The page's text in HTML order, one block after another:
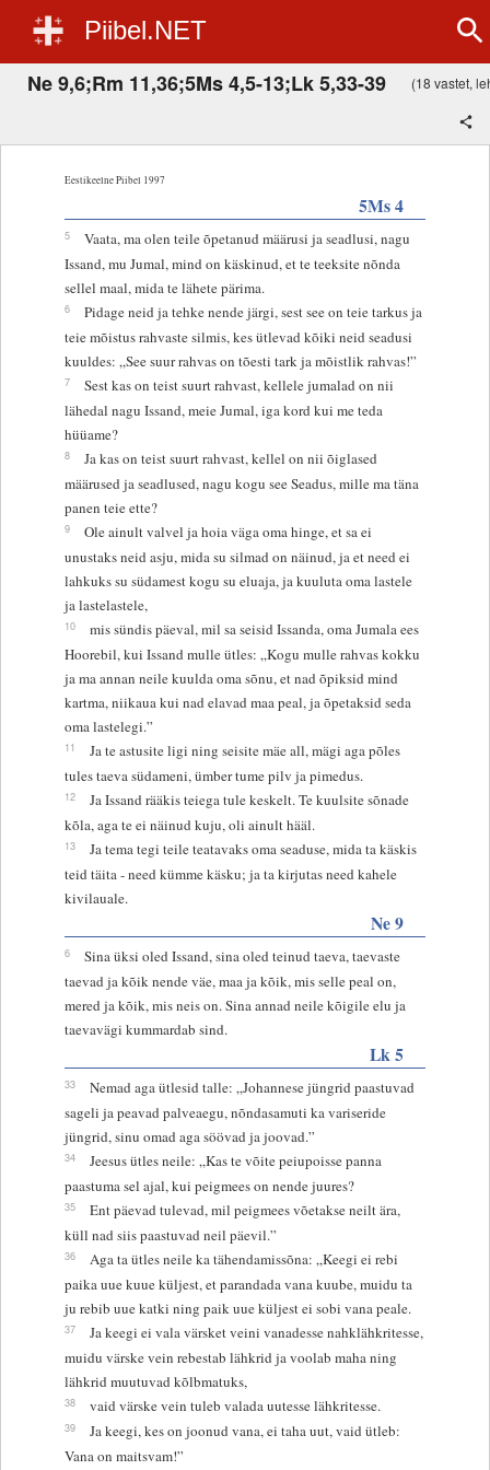
Piibel.NET
Ne 9,6;Rm 11,36;5Ms 4,5-13;Lk 5,33-39 (18 vastet,
Eestikeelne Piibel 1997
5Ms 4
5
Vaata, ma olen teile õpetanud määrusi ja seadlusi, nagu
Issand, mu Jumal, mind on käskinud, et te teeksite nõnda
sellel maal, mida te lähete pärima.
6
Pidage neid ja tehke nende järgi, sest see on teie tarkus ja
teie mõistus rahvaste silmis, kes ütlevad kõiki neid seadusi
kuuldes: „See suur rahvas on tõesti tark ja mõistlik rahvas!”
7
Sest kas on teist suurt rahvast, kellele jumalad on nii
lähedal nagu Issand, meie Jumal, iga kord kui me teda
hüüame?
8
Ja kas on teist suurt rahvast, kellel on nii õiglased
määrused ja seadlused, nagu kogu see Seadus, mille ma täna
panen teie ette?
9
Ole ainult valvel ja hoia väga oma hinge, et sa ei
unustaks neid asju, mida su silmad on näinud, ja et need ei
lahkuks su südamest kogu su eluaja, ja kuuluta oma lastele
ja lastelastele,
10
mis sündis päeval, mil sa seisid Issanda, oma Jumala ees
Hoorebil, kui Issand mulle ütles: „Kogu mulle rahvas kokku
ja ma annan neile kuulda oma sõnu, et nad õpiksid mind
kartma, niikaua kui nad elavad maa peal, ja õpetaksid seda
oma lastelegi.”
11
Ja te astusite ligi ning seisite mäe all, mägi aga põles
tules taeva südameni, ümber tume pilv ja pimedus.
12
Ja Issand rääkis teiega tule keskelt. Te kuulsite sõnade
kõla, aga te ei näinud kuju, oli ainult hääl.
13
Ja tema tegi teile teatavaks oma seaduse, mida ta käskis
teid täita - need kümme käsku; ja ta kirjutas need kahele
kivilauale.
Ne 9
6
Sina üksi oled Issand, sina oled teinud taeva, taevaste
taevad ja kõik nende väe, maa ja kõik, mis selle peal on,
mered ja kõik, mis neis on. Sina annad neile kõigile elu ja
taevavägi kummardab sind.
Lk 5
33
Nemad aga ütlesid talle: „Johannese jüngrid paastuvad
sageli ja peavad palveaegu, nõndasamuti ka variseride
jüngrid, sinu omad aga söövad ja joovad.”
34
Jeesus ütles neile: „Kas te võite peiupoisse panna
paastuma sel ajal, kui peigmees on nende juures?
35
Ent päevad tulevad, mil peigmees võetakse neilt ära,
küll nad siis paastuvad neil päevil.”
36
Aga ta ütles neile ka tähendamissõna: „Keegi ei rebi
paika uue kuue küljest, et parandada vana kuube, muidu ta
ju rebib uue katki ning paik uue küljest ei sobi vana peale.
37
Ja keegi ei vala värsket veini vanadesse nahklähkritesse,
muidu värske vein rebestab lähkrid ja voolab maha ning
lähkrid muutuvad kõlbmatuks,
38 vaid värske vein tuleb valada uutesse lähkritesse.
39
Ja keegi, kes on joonud vana, ei taha uut, vaid ütleb:
Vana on maitsvam!”